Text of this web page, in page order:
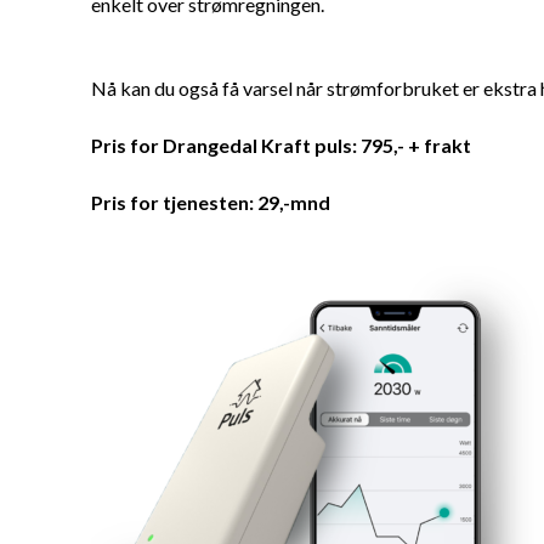
Nå kan du også få varsel når strømforbruket er ekstra
Pris for Drangedal Kraft puls: 795,- + frakt
Pris for tjenesten: 29,-mnd